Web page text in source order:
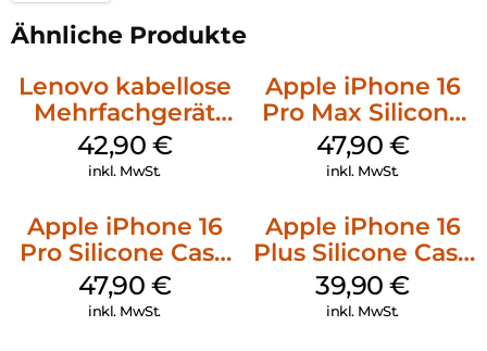
Ähnliche Produkte
Lenovo kabellose
Mehrfachgerät
Luna Grey
42,90 €
inkl. MwSt.
Apple iPhone 16
Pro Max Silicone
Case MagSafe
Black
47,90 €
inkl. MwSt.
Apple iPhone 16
Pro Silicone Case
MagSafe Denim
47,90 €
inkl. MwSt.
Apple iPhone 16
Plus Silicone Case
MagSafe Plum
39,90€
inkl. MwSt.